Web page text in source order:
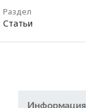
Раздел
Статьи
Информация